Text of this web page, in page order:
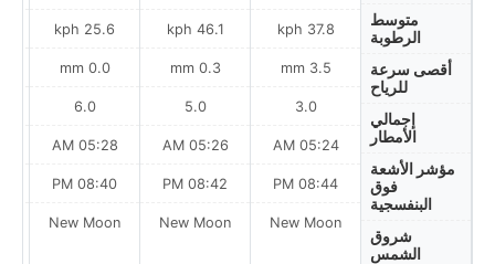
متوسط
الرطوبة
أقصى سرعة
للرياح
إجمالي
الأمطار
مؤشر الأشعة
فوق
البنفسجية
شروق
الشمس
37.8 kph
3.5 mm
3.0
05:24 AM
08:44 PM
New Moon
46.1 kph
0.3 mm
5.0
05:26 AM
08:42 PM
New Moon
25.6 kph
0.0 mm
6.0
05:28 AM
08:40 PM
New Moon